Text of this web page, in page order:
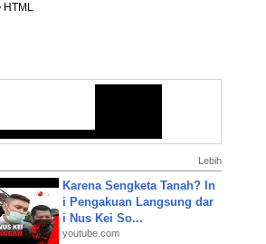
HTML
Lebih
Karena Sengketa Tanah? In
i Pengakuan Langsung dar
i Nus Kei So...
youtube.com